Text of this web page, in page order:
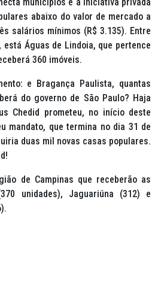
municípios e a iniciativa privada
abaixo do valor de mercado a
salários mínimos (R$ 3.135). Entre
Águas de Lindoia, que pertence
360 imóveis.
e Bragança Paulista, quantas
do governo de São Paulo? Haja
Chedid prometeu, no início deste
mandato, que termina no dia 31 de
duas mil novas casas populares.
de Campinas que receberão as
unidades), Jaguariúna (312) e